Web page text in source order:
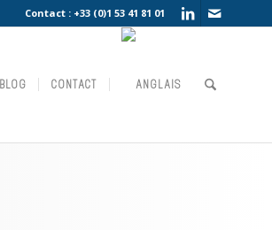
Contact : +33 (0)1 53 41 81 01
BLOG CONTACT